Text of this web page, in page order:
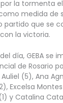
la tormenta
medida de
partido que se
la victoria.
día, GEBA se
de Rosario
(5), Ana
Excelsa
y Catalina